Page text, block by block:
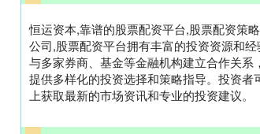
恒运资本,靠谱的股票配资平台,股票配资策
公司,股票配资平台拥有丰富的投资资源和经
与多家券商、基金等金融机构建立合作关系
提供多样化的投资选择和策略指导。投资者
上获取最新的市场资讯和专业的投资建议。